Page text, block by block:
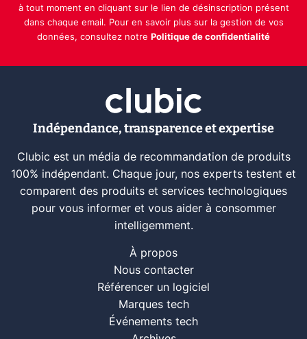
à tout moment en cliquant sur le lien de désinscription présent
dans chaque email. Pour en savoir plus sur la gestion de vos
données, consultez notre Politique de confidentialité
Indépendance, transparence et expertise
Clubic est un média de recommandation de produits
100% indépendant. Chaque jour, nos experts testent et
comparent des produits et services technologiques
pour vous informer et vous aider à consommer
intelligemment.
À propos
Nous contacter
Référencer un logiciel
Marques tech
Événements tech